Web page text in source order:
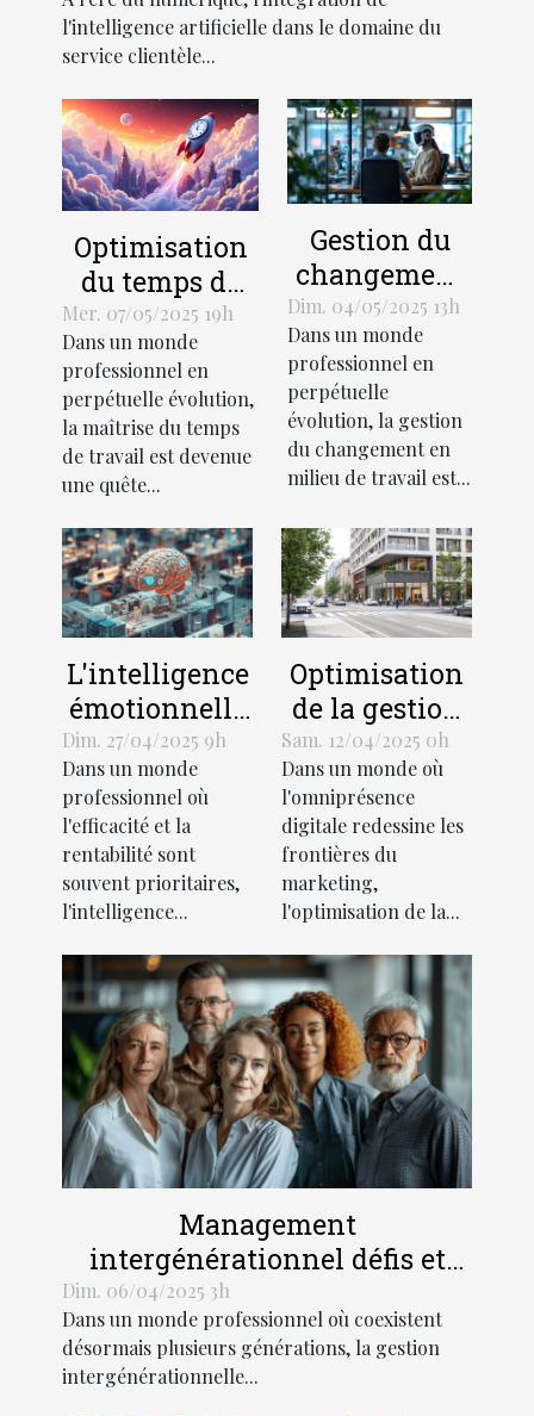
l'intelligence artificielle dans le domaine du
service clientèle...
Optimisation
du temps de
travail
découvrez des
méthodologies
innovantes
pour booster la
productivité
Mer. 07/05/2025 19h
Dans un monde
professionnel en
perpétuelle évolution,
la maîtrise du temps
de travail est devenue
une quête...
Gestion du
changement
en milieu de
travail
techniques
pour une
transition en
douceur
Dim. 04/05/2025 13h
Dans un monde
professionnel en
perpétuelle
évolution, la gestion
du changement en
milieu de travail est...
L'intelligence
émotionnelle
au service du
management
comment
l'appliquer
efficacement
Dim. 27/04/2025 9h
Dans un monde
professionnel où
l'efficacité et la
rentabilité sont
souvent prioritaires,
l'intelligence...
Optimisation
de la gestion
de sites
multiples
pour
renforcer
l'identité de
marque
Sam. 12/04/2025 0h
Dans un monde où
l'omniprésence
digitale redessine les
frontières du
marketing,
l'optimisation de la...
Management
intergénérationnel défis et
solutions pour une
collaboration harmonieuse
Dim. 06/04/2025 3h
Dans un monde professionnel où coexistent
désormais plusieurs générations, la gestion
intergénérationnelle...